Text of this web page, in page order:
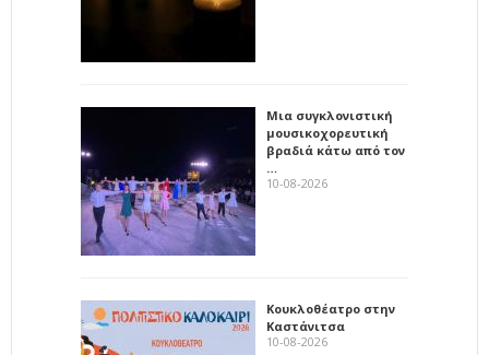
Μια συγκλονιστική
μουσικοχορευτική
βραδιά κάτω από τον
…
10-08-2026
Κουκλοθέατρο στην
Καστάνιτσα
10-08-2026